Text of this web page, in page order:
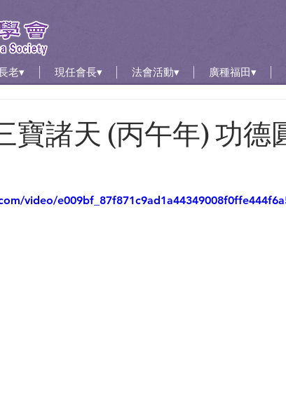
老▾ 現任會長▾ 法會活動▾ 廣種福田▾
寶諸天 (丙午年) 功德
video/